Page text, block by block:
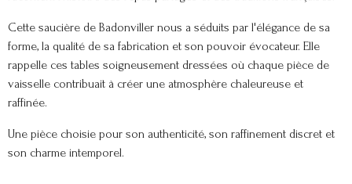
Cette saucière de Badonviller nous a séduits par l'élégance de sa
forme, la qualité de sa fabrication et son pouvoir évocateur. Elle
rappelle ces tables soigneusement dressées où chaque pièce de
vaisselle contribuait à créer une atmosphère chaleureuse et
raffinée.
Une pièce choisie pour son authenticité, son raffinement discret et
son charme intemporel.